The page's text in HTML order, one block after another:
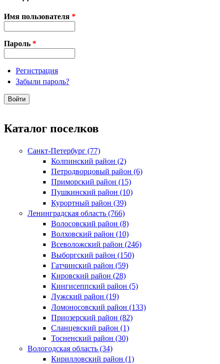
Имя пользователя *
Пароль *
Регистрация
Забыли пароль?
Каталог поселков
Санкт-Петербург (77)
Колпинский район (2)
Петродворцовый район (6)
Приморский район (15)
Пушкинский район (10)
Курортный район (39)
Ленинградская область (766)
Волосовский район (8)
Волховский район (10)
Всеволожский район (246)
Выборгский район (150)
Гатчинский район (59)
Кировский район (28)
Кингисеппский район (5)
Лужский район (19)
Ломоносовский район (133)
Приозерский район (82)
Сланцевский район (1)
Тосненский район (30)
Вологодская область (34)
Кирилловский район (1)